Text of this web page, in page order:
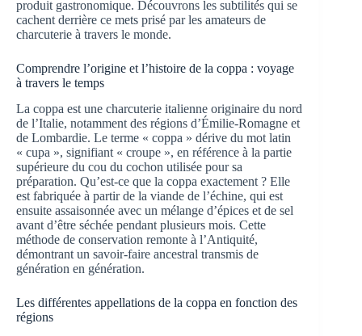
produit gastronomique. Découvrons les subtilités qui se
cachent derrière ce mets prisé par les amateurs de
charcuterie à travers le monde.
Comprendre l’origine et l’histoire de la coppa : voyage
à travers le temps
La coppa est une charcuterie italienne originaire du nord
de l’Italie, notamment des régions d’Émilie-Romagne et
de Lombardie. Le terme « coppa » dérive du mot latin
« cupa », signifiant « croupe », en référence à la partie
supérieure du cou du cochon utilisée pour sa
préparation. Qu’est-ce que la coppa exactement ? Elle
est fabriquée à partir de la viande de l’échine, qui est
ensuite assaisonnée avec un mélange d’épices et de sel
avant d’être séchée pendant plusieurs mois. Cette
méthode de conservation remonte à l’Antiquité,
démontrant un savoir-faire ancestral transmis de
génération en génération.
Les différentes appellations de la coppa en fonction des
régions